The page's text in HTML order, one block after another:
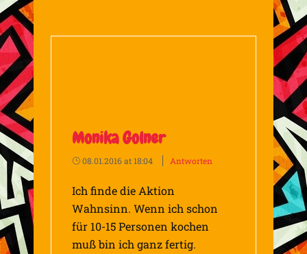
Monika Golner
08.01.2016 at 18:04 Antworten
Ich finde die Aktion
Wahnsinn. Wenn ich schon
für 10-15 Personen kochen
muß bin ich ganz fertig.